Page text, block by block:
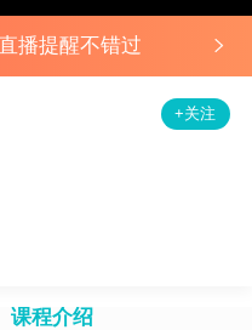
播提醒不错过
+关注
课程介绍